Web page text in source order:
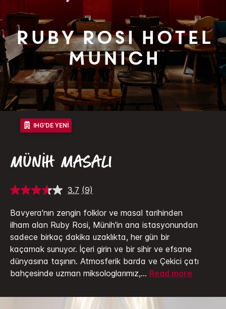
Ruby Rosi Hotel
Munich
IHG'DE YENI
MÜNIH MASALI
3.7 9
Oku.
Aynı
sayfa
bağlantısı.
(9)
Bavyera'nın zengin folklor ve masal tarihinden
ilham alan Ruby Rosi, Münih'in ana istasyonundan
sadece birkaç dakika uzaklıkta, her gün bir
kaçamak sunuyor. İçeri girin ve bir sihir ve efsane
dünyasına taşının. Atmosferik barda ve Çekici çatı
bahçesinde uzman miksologlarımız,... Read more